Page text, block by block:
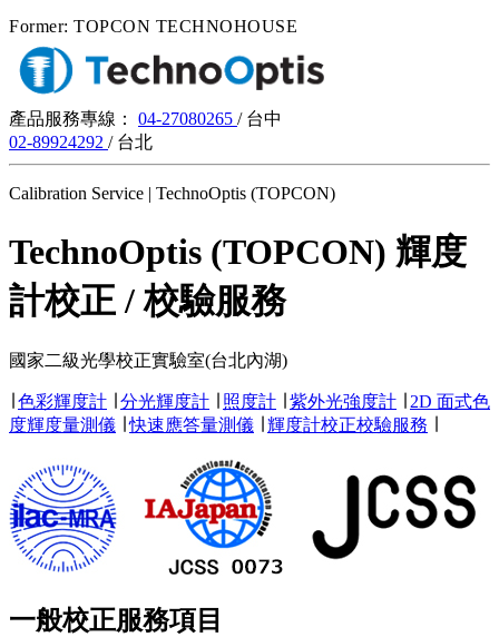
Former: TOPCON TECHNOHOUSE
產品服務專線： 04-27080265 / 台中
02-89924292 / 台北
Calibration Service | TechnoOptis (TOPCON)
TechnoOptis (TOPCON) 輝度
計校正 / 校驗服務
國家二級光學校正實驗室(台北內湖)
色彩輝度計 分光輝度計 照度計 紫外光強度計
2D 面式色
度輝度量測儀 ∣快速應答量測儀 輝度計校正校驗服務
一般校正服務項目